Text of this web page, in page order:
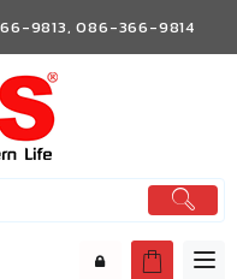
9813, 086-366-9814